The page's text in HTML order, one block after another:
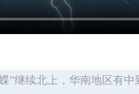
”继续北上，华南地区有